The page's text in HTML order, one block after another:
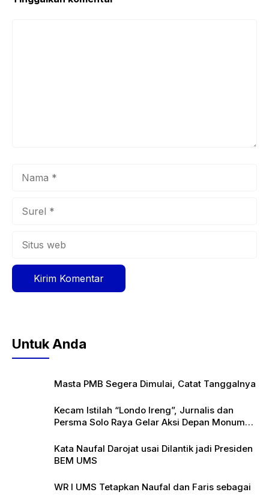
Untuk Anda
Masta PMB Segera Dimulai, Catat Tanggalnya
Kecam Istilah “Londo Ireng”, Jurnalis dan
Persma Solo Raya Gelar Aksi Depan Monumen
Kata Naufal Darojat usai Dilantik jadi Presiden
BEM UMS
WR I UMS Tetapkan Naufal dan Faris sebagai